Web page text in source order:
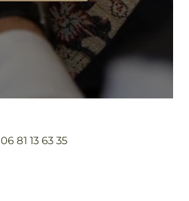
06 81 13 63 35